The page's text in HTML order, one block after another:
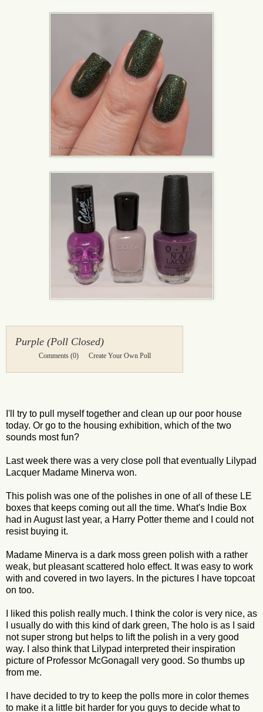
Purple (Poll Closed)
Comments (0) Create Your Own Poll
I'll try to pull myself together and clean up our poor house
today. Or go to the housing exhibition, which of the two
sounds most fun?
Last week there was a very close poll that eventually Lilypad
Lacquer Madame Minerva won.
This polish was one of the polishes in one of all of these LE
boxes that keeps coming out all the time. What's Indie Box
had in August last year, a Harry Potter theme and I could not
resist buying it.
Madame Minerva is a dark moss green polish with a rather
weak, but pleasant scattered holo effect. It was easy to work
with and covered in two layers. In the pictures I have topcoat
on too.
I liked this polish really much. I think the color is very nice, as
I usually do with this kind of dark green, The holo is as I said
not super strong but helps to lift the polish in a very good
way. I also think that Lilypad interpreted their inspiration
picture of Professor McGonagall very good. So thumbs up
from me.
I have decided to try to keep the polls more in color themes
to make it a little bit harder for you guys to decide what to